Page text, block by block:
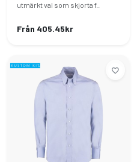
utmärkt val som skjorta f..
Från 405.45kr